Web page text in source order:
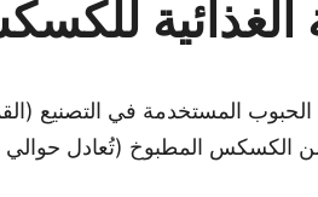
المستخدمة في التصنيع